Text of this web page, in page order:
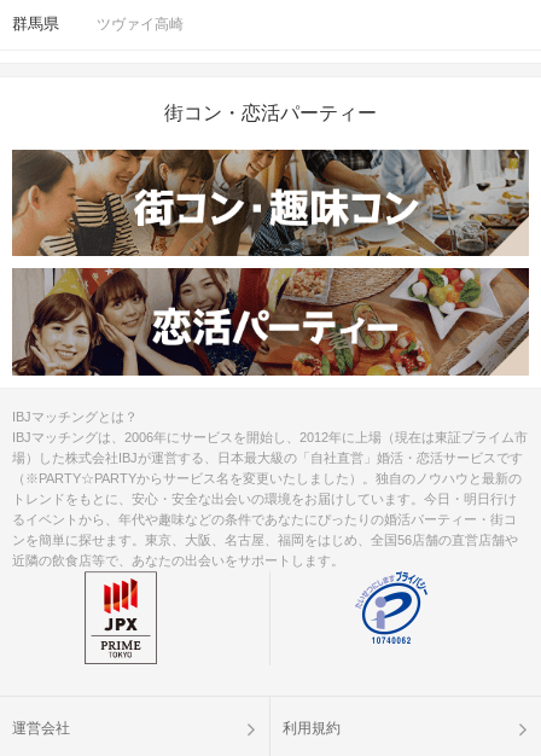
群馬県 ツヴァイ高崎
街コン・恋活パーティー
IBJマッチングとは？
IBJマッチングは、2006年にサービスを開始し、2012年に上場（現在は東証プライム市
場）した株式会社IBJが運営する、日本最大級の「自社直営」婚活・恋活サービスです
（※PARTY☆PARTYからサービス名を変更いたしました）。独自のノウハウと最新の
トレンドをもとに、安心・安全な出会いの環境をお届けしています。今日・明日行け
るイベントから、年代や趣味などの条件であなたにぴったりの婚活パーティー・街コ
ンを簡単に探せます。東京、大阪、名古屋、福岡をはじめ、全国56店舗の直営店舗や
近隣の飲食店等で、あなたの出会いをサポートします。
運営会社 利用規約